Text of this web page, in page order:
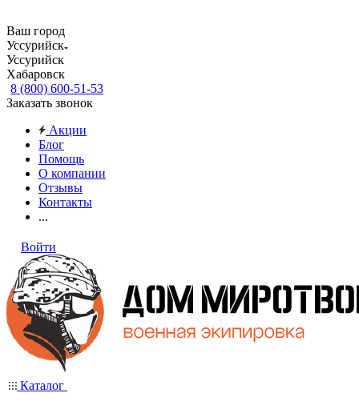
Ваш город
Уссурийск
Уссурийск
Хабаровск
8 (800) 600-51-53
Заказать звонок
Акции
Блог
Помощь
О компании
Отзывы
Контакты
...
Войти
Каталог